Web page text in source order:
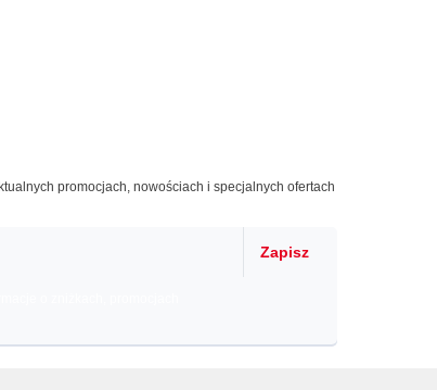
promocjach, nowościach i specjalnych ofertach
Zapisz